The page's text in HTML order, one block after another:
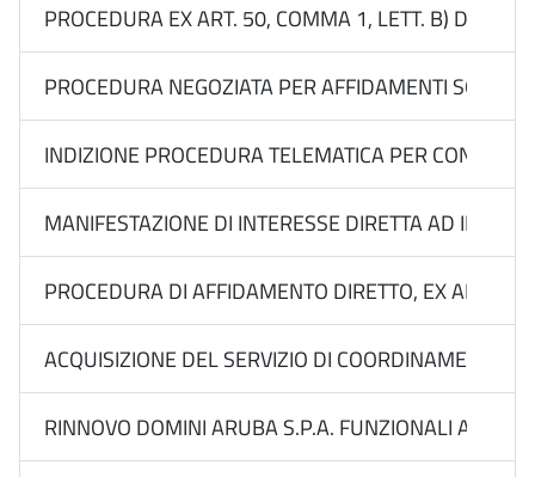
PROCEDURA EX ART. 50, COMMA 1, LETT. B) DEL
PROCEDURA NEGOZIATA PER AFFIDAMENTI SOTTO
INDIZIONE PROCEDURA TELEMATICA PER
MANIFESTAZIONE DI INTERESSE DIRETTA AD
PROCEDURA DI AFFIDAMENTO DIRETTO, EX ART.
ACQUISIZIONE DEL SERVIZIO DI COORDINAMENTO
RINNOVO DOMINI ARUBA S.P.A. FUNZIONALI ALLA